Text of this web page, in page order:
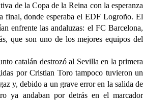
de la Copa de la Reina con la esperanza
final, donde esperaba el EDF Logroño. El
enfrente las andaluzas: el FC Barcelona,
que son uno de los mejores equipos del
catalán destrozó al Sevilla en la primera
por Cristian Toro tampoco tuvieron un
y, debido a un grave error en la salida de
ya andaban por detrás en el marcador